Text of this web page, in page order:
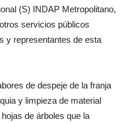
(S) INDAP Metropolitano,
servicios públicos
y representantes de esta
de despeje de la franja
y limpieza de material
de árboles que la